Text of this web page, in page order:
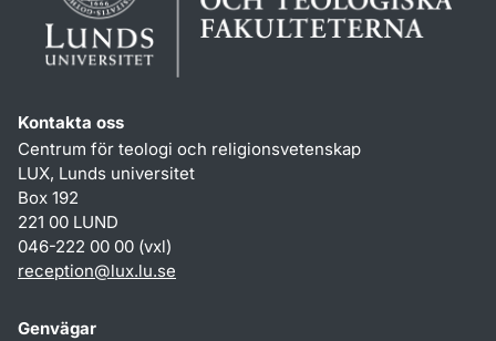
Kontakta oss
Centrum för teologi och religionsvetenskap
LUX, Lunds universitet
Box 192
221 00 LUND
046-222 00 00 (vxl)
reception@lux.lu.se
Genvägar